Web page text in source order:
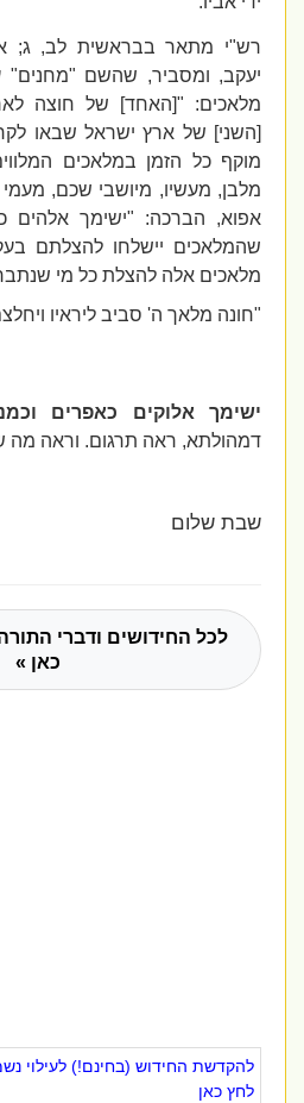
רש"ימתאר ב בראשית לב, ג ;
יעקב, ומסביר, שהשם "מחנים"
מלאכים: "[האחד]של חוצה
[השני]של ארץ ישראל שבאו
מוקף כל הזמן במלאכים המלווים
מלבן, מעשיו, מיושבי שכם, מעמי
אפוא, הברכה: "ישימך אלהים
שהמלאכים יישלחו להצלתם
מלאכים אלה להצלת כל מי שנתברך
"חונה מלאך ה' סביב ליראיו
ישימך אלוקים כאפרים
דמהולתא, ראה תרגום. וראה מה
שבת שלום
לכל החידושים ודברי התורה ל
כאן »
להקדשת החידוש (בחינם!) לעילוי
לחץ כאן